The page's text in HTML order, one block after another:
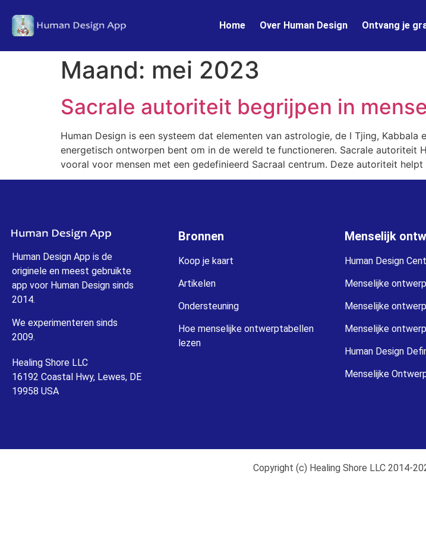
Home Over Human Design Ontvang je
Maand: mei 2023
Sacrale autoriteit begrijpen in
Human Design is een systeem dat elementen van astrologie, de I Tjing,
energetisch ontworpen bent om in de wereld te functioneren. Sacrale autoriteit
vooral voor mensen met een gedefinieerd Sacraal centrum. Deze autoriteit helpt
Human Design App is de
originele en meest gebruikte
app voor Human Design sinds
2014.
We experimenteren sinds
2009.
Healing Shore LLC
16192 Coastal Hwy, Lewes, DE
19958 USA
Bronnen
Koop je kaart
Artikelen
Ondersteuning
Hoe menselijke ontwerptabellen
lezen
Menselijk
Human Design
Menselijke
Menselijke
Menselijke
Human Design
Menselijke
Copyright (c) Healing Shore LLC 2014-